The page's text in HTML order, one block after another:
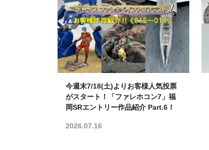
今週末7/18(土)よりお客様人気投票
がスタート！「ファレホコン7」福
岡SRエントリー作品紹介 Part.6！
2026.07.16